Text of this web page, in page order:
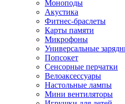
Моноподы
Акустика
Фитнес-браслеты
Карты памяти
Микрофоны
Универсальные
Попсокет
Сенсорные перчатки
Велоаксессуары
Настольные лампы
Мини вентиляторы